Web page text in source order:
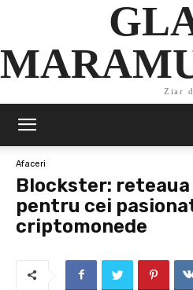
Ziar
Afaceri
Blockster:
pentru cei
criptomonede